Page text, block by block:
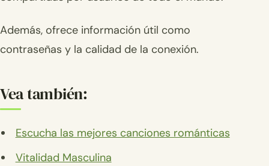
Además, ofrece información útil como
contraseñas y la calidad de la conexión.
Vea también:
Escucha las mejores canciones románticas
Vitalidad Masculina